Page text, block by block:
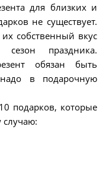
для близких и
не существует.
собственный вкус
праздника.
обязан быть
в подарочную
подарков, которые
случаю: